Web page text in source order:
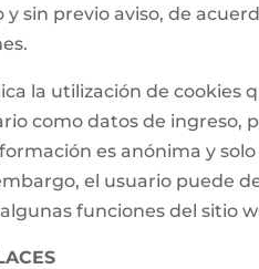
sin previo aviso, de
la utilización de cookies
como datos de ingreso,
es anónima y
el usuario puede
funciones del sitio